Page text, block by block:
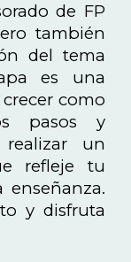
de FP
también
del tema
es una
como
pasos y
realizar un
refleje tu
y disfruta